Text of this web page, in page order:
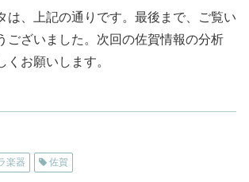
は、上記の通りです。最後まで、ご覧い
ございました。次回の佐賀情報の分析
くお願いします。
楽器 佐賀